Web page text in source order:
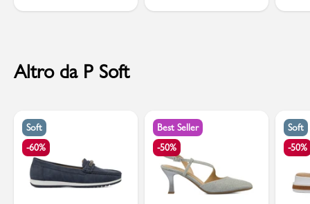
Altro da P Soft
Soft
-60%
Best Seller
-50%
Soft
-50%